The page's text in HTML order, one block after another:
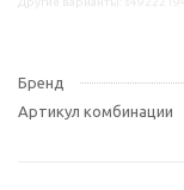
Бренд
Артикул комбинации